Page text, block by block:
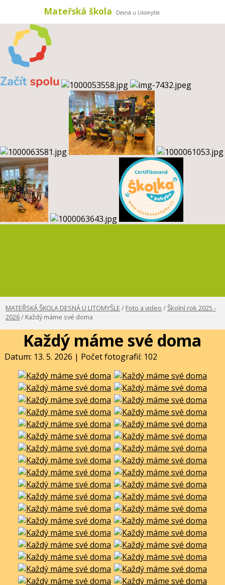
Mateřská škola Desná u Litomyšle
MATEŘSKÁ ŠKOLA DESNÁ U LITOMYŠLE / Foto a video /Školní rok 2025 -
2026/ Každý máme své doma
Každý máme své doma
Datum: 13. 5. 2026 | Počet fotografií: 102